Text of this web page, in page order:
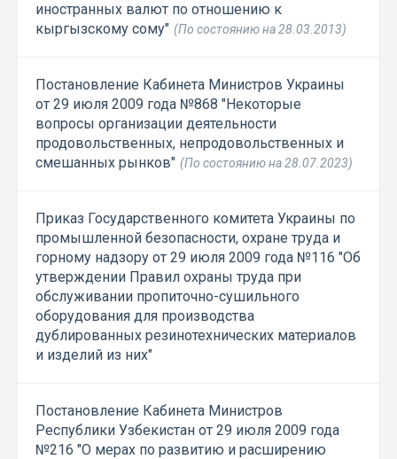
иностранных валют по отношению к
кыргызскому сому" (По состоянию на 28.03.2013)
Постановление Кабинета Министров Украины
от 29 июля 2009 года №868 "Некоторые
вопросы организации деятельности
продовольственных, непродовольственных и
смешанных рынков" (По состоянию на 28.07.2023)
Приказ Государственного комитета Украины по
промышленной безопасности, охране труда и
горному надзору от 29 июля 2009 года №116 "Об
утверждении Правил охраны труда при
обслуживании пропиточно-сушильного
оборудования для производства
дублированных резинотехнических материалов
и изделий из них"
Постановление Кабинета Министров
Республики Узбекистан от 29 июля 2009 года
№216 "О мерах по развитию и расширению